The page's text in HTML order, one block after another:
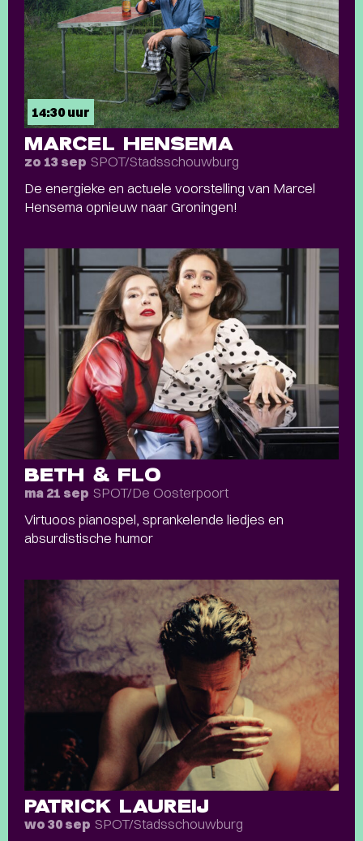
14:30 uur
MARCEL HENSEMA
zo 13 sep SPOT/Stadsschouwburg
De energieke en actuele voorstelling van Marcel
Hensema opnieuw naar Groningen!
BETH & FLO
ma 21 sep SPOT/De Oosterpoort
Virtuoos pianospel, sprankelende liedjes en
absurdistische humor
PATRICK LAUREIJ
wo 30 sep SPOT/Stadsschouwburg